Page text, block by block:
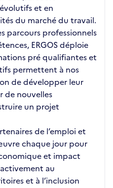
et en
du marché du travail.
parcours professionnels
ERGOS déploie
pré qualifiantes et
permettent à nos
de développer leur
de nouvelles
un projet
de l’emploi et
chaque jour pour
et impact
au
et à l’inclusion